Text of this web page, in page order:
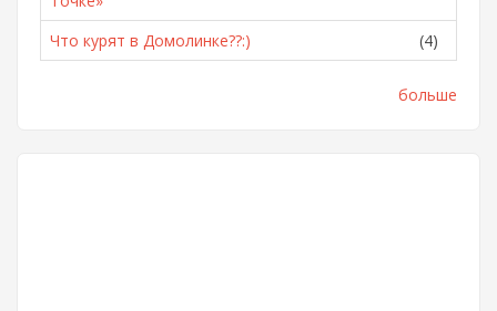
Что курят в Домолинке??:)
(4)
больше